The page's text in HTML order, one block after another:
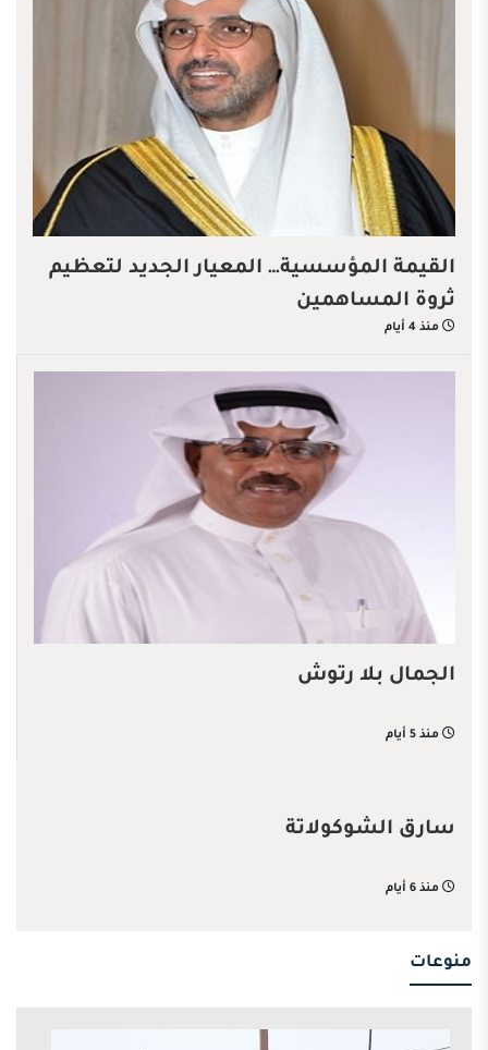
القيمة المؤسسية… المعيار الجديد لتعظيم
ثروة المساهمين
منذ 4 أيام
الجمال بلا رتوش
منذ 5 أيام
سارق الشوكولاتة
منذ 6 أيام
منوعات